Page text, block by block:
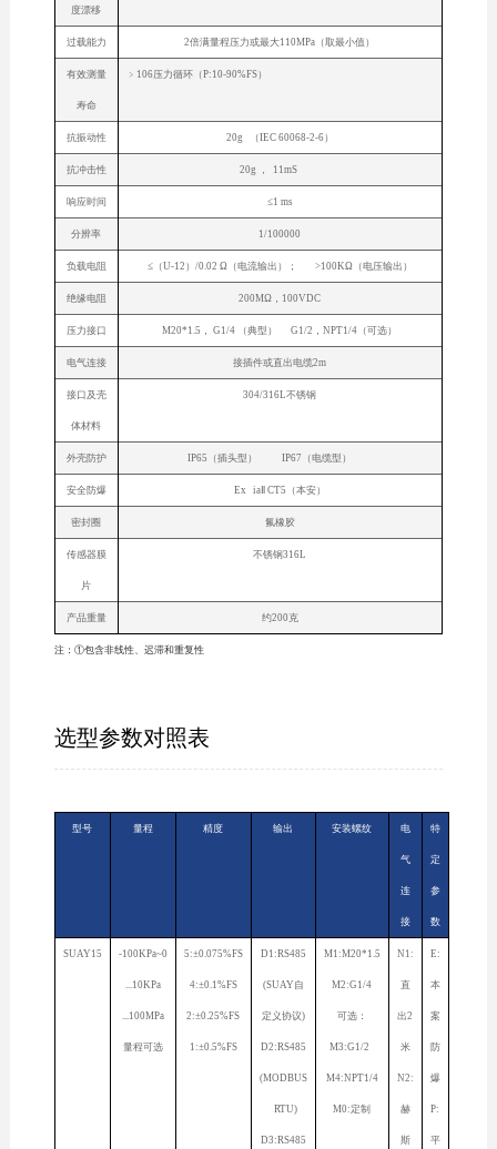
度漂移
过载能力 2倍满量程压力或最大110MPa（取最小值）
有效测量
寿命
﹥106压力循环（P:10-90%FS）
抗振动性 20g （IEC 60068-2-6）
抗冲击性 20g ， 11mS
响应时间 ≤1 ms
分辨率 1/100000
负载电阻 ≤（U-12）/0.02 Ω（电流输出）； >100KΩ（电压输出）
绝缘电阻 200MΩ，100VDC
压力接口 M20*1.5， G1/4 （典型） G1/2，NPT1/4（可选）
电气连接 接插件或直出电缆2m
接口及壳
体材料
304/316L不锈钢
外壳防护 IP65（插头型） IP67（电缆型）
安全防爆 Ex iaⅡ CT5（本安）
密封圈 氟橡胶
传感器膜
片
不锈钢316L
产品重量 约200克
注：①包含非线性、迟滞和重复性
选型参数对照表
型号 量程 精度 输出 安装螺纹 电
气
连
接
特
定
参
数
SUAY15 -100KPa~0
...10KPa
...100MPa
量程可选
5:±0.075%FS
4:±0.1%FS
2:±0.25%FS
1:±0.5%FS
D1:RS485
(SUAY自
定义协议)
D2:RS485
(MODBUS
RTU)
D3:RS485
M1:M20*1.5
M2:G1/4
可选：
M3:G1/2
M4:NPT1/4
M0:定制
N1:
直
出2
米
N2:
赫
斯
E:
本
案
防
爆
P:
平